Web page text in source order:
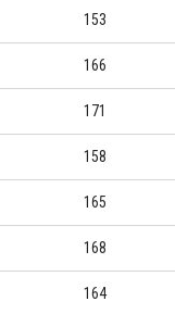
153
166
171
158
165
168
164